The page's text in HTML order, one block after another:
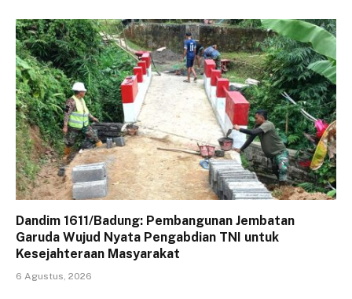
Dandim 1611/Badung: Pembangunan Jembatan
Garuda Wujud Nyata Pengabdian TNI untuk
Kesejahteraan Masyarakat
6 Agustus, 2026